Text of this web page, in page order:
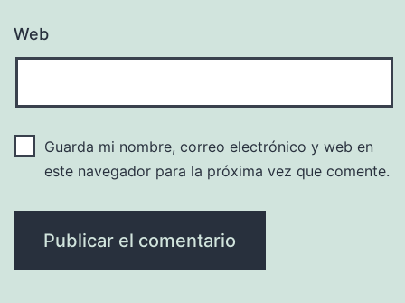
Web
Guarda mi nombre, correo electrónico y web en
este navegador para la próxima vez que comente.